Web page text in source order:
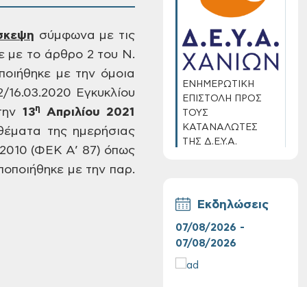
σύμφωνα με τις
με το άρθρο 2 του Ν.
με την όμοια
16.03.2020 Εγκυκλίου
13η
Απριλίου 2021
της ημερήσιας
(ΦΕΚ Α’ 87) όπως
με την παρ.
ΕΝΗΜΕΡΩΤΙΚΗ
ΕΠΙΣΤΟΛΗ ΠΡΟΣ
ΤΟΥΣ
ΚΑΤΑΝΑΛΩΤΕΣ
ΤΗΣ Δ.Ε.Υ.Α.
Εκδηλώσεις
07/08/2026 -
07/08/2026